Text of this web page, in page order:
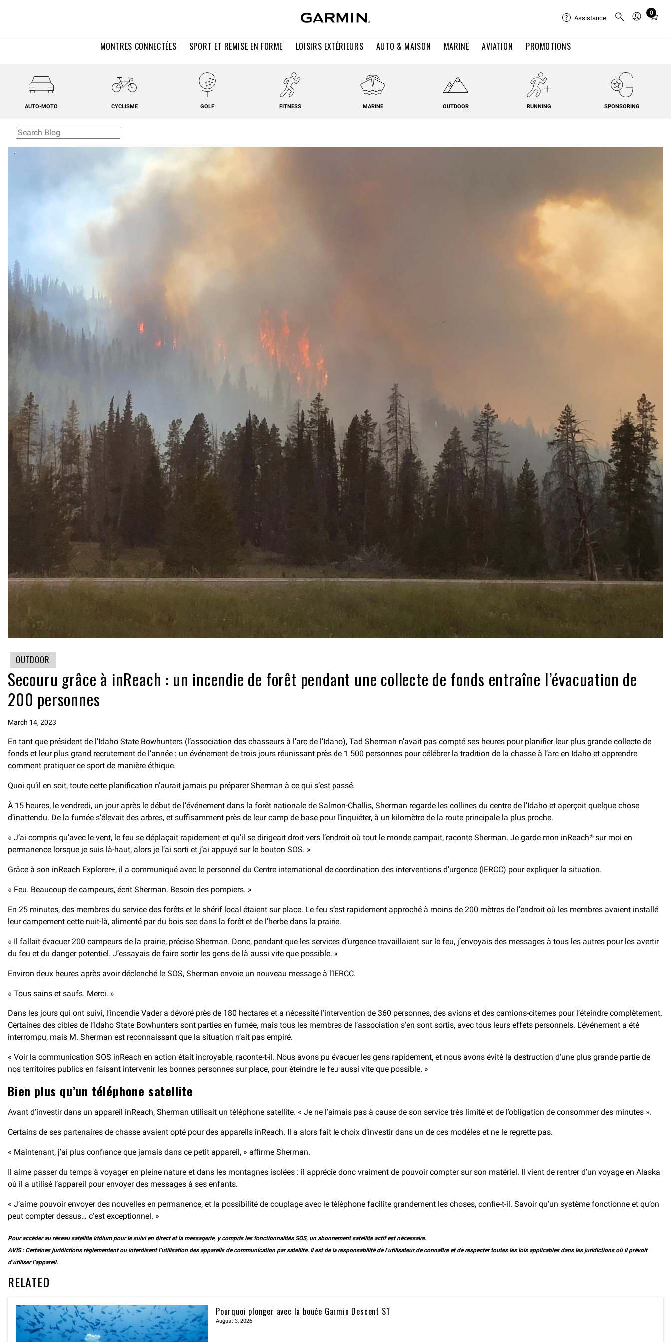
MONTRES CONNECTÉES SPORT ET REMISE EN FORME LOISIRS EXTÉRIEURS AUTO & MAISON MARINE AVIATION PROMOTIONS
Assistance
0
Total
in
AUTO-MOTO CYCLISME GOLF FITNESS MARINE OUTDOOR RUNNING SPONSORING
OUTDOOR
Secouru grâce à inReach : un incendie de forêt pendant une collecte de fonds entraîne l’évacuation de
200 personnes
March 14, 2023
En tant que président de l’Idaho State Bowhunters (l’association des chasseurs à l’arc de l’Idaho), Tad Sherman n’avait pas compté ses heures pour planifier leur plus grande collecte de
fonds et leur plus grand recrutement de l’année : un événement de trois jours réunissant près de 1 500 personnes pour célébrer la tradition de la chasse à l’arc en Idaho et apprendre
comment pratiquer ce sport de manière éthique.
Quoi qu’il en soit, toute cette planification n’aurait jamais pu préparer Sherman à ce qui s’est passé.
À 15 heures, le vendredi, un jour après le début de l’événement dans la forêt nationale de Salmon-Challis, Sherman regarde les collines du centre de l’Idaho et aperçoit quelque chose
d’inattendu. De la fumée s’élevait des arbres, et suffisamment près de leur camp de base pour l’inquiéter, à un kilomètre de la route principale la plus proche.
« J’ai compris qu’avec le vent, le feu se déplaçait rapidement et qu’il se dirigeait droit vers l’endroit où tout le monde campait, raconte Sherman. Je garde mon inReach® sur moi en
permanence lorsque je suis là-haut, alors je l’ai sorti et j’ai appuyé sur le bouton SOS. »
Grâce à son inReach Explorer+, il a communiqué avec le personnel du Centre international de coordination des interventions d’urgence (IERCC) pour expliquer la situation.
« Feu. Beaucoup de campeurs, écrit Sherman. Besoin des pompiers. »
En 25 minutes, des membres du service des forêts et le shérif local étaient sur place. Le feu s’est rapidement approché à moins de 200 mètres de l’endroit où les membres avaient installé
leur campement cette nuit-là, alimenté par du bois sec dans la forêt et de l’herbe dans la prairie.
« Il fallait évacuer 200 campeurs de la prairie, précise Sherman. Donc, pendant que les services d’urgence travaillaient sur le feu, j’envoyais des messages à tous les autres pour les avertir
du feu et du danger potentiel. J’essayais de faire sortir les gens de là aussi vite que possible. »
Environ deux heures après avoir déclenché le SOS, Sherman envoie un nouveau message à l’IERCC.
« Tous sains et saufs. Merci. »
Dans les jours qui ont suivi, l’incendie Vader a dévoré près de 180 hectares et a nécessité l’intervention de 360 personnes, des avions et des camions-citernes pour l’éteindre complètement.
Certaines des cibles de l’Idaho State Bowhunters sont parties en fumée, mais tous les membres de l’association s’en sont sortis, avec tous leurs effets personnels. L’événement a été
interrompu, mais M. Sherman est reconnaissant que la situation n’ait pas empiré.
« Voir la communication SOS inReach en action était incroyable, raconte-t-il. Nous avons pu évacuer les gens rapidement, et nous avons évité la destruction d’une plus grande partie de
nos territoires publics en faisant intervenir les bonnes personnes sur place, pour éteindre le feu aussi vite que possible. »
Bien plus qu’un téléphone satellite
Avant d’investir dans un appareil inReach, Sherman utilisait un téléphone satellite. « Je ne l’aimais pas à cause de son service très limité et de l’obligation de consommer des minutes ».
Certains de ses partenaires de chasse avaient opté pour des appareils inReach. Il a alors fait le choix d’investir dans un de ces modèles et ne le regrette pas.
« Maintenant, j’ai plus confiance que jamais dans ce petit appareil, » affirme Sherman.
Il aime passer du temps à voyager en pleine nature et dans les montagnes isolées : il apprécie donc vraiment de pouvoir compter sur son matériel. Il vient de rentrer d’un voyage en Alaska
où il a utilisé l’appareil pour envoyer des messages à ses enfants.
« J’aime pouvoir envoyer des nouvelles en permanence, et la possibilité de couplage avec le téléphone facilite grandement les choses, confie-t-il. Savoir qu’un système fonctionne et qu’on
peut compter dessus… c’est exceptionnel. »
Pour accéder au réseau satellite Iridium pour le suivi en direct et la messagerie, y compris les fonctionnalités SOS, un abonnement satellite actif est nécessaire.
AVIS : Certaines juridictions réglementent ou interdisent l’utilisation des appareils de communication par satellite. Il est de la responsabilité de l’utilisateur de connaître et de respecter toutes les lois applicables dans les juridictions où il prévoit
d’utiliser l’appareil.
RELATED
Pourquoi plonger avec la bouée Garmin Descent S1
August 3, 2026